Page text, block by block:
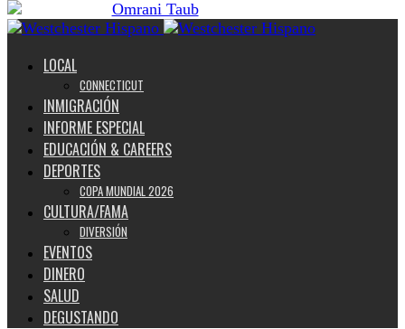
LOCAL
CONNECTICUT
INMIGRACIÓN
INFORME ESPECIAL
EDUCACIÓN & CAREERS
DEPORTES
COPA MUNDIAL 2026
CULTURA/FAMA
DIVERSIÓN
EVENTOS
DINERO
SALUD
DEGUSTANDO